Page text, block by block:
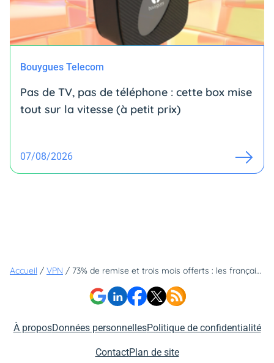
Bouygues Telecom
Pas de TV, pas de téléphone : cette box mise
tout sur la vitesse (à petit prix)
07/08/2026
Accueil / VPN / 73% de remise et trois mois offerts : les français vont-ils enfin se mettre au VPN grâce à cette offre spéciale ?
À proposDonnées personnellesPolitique de confidentialité
ContactPlan de site